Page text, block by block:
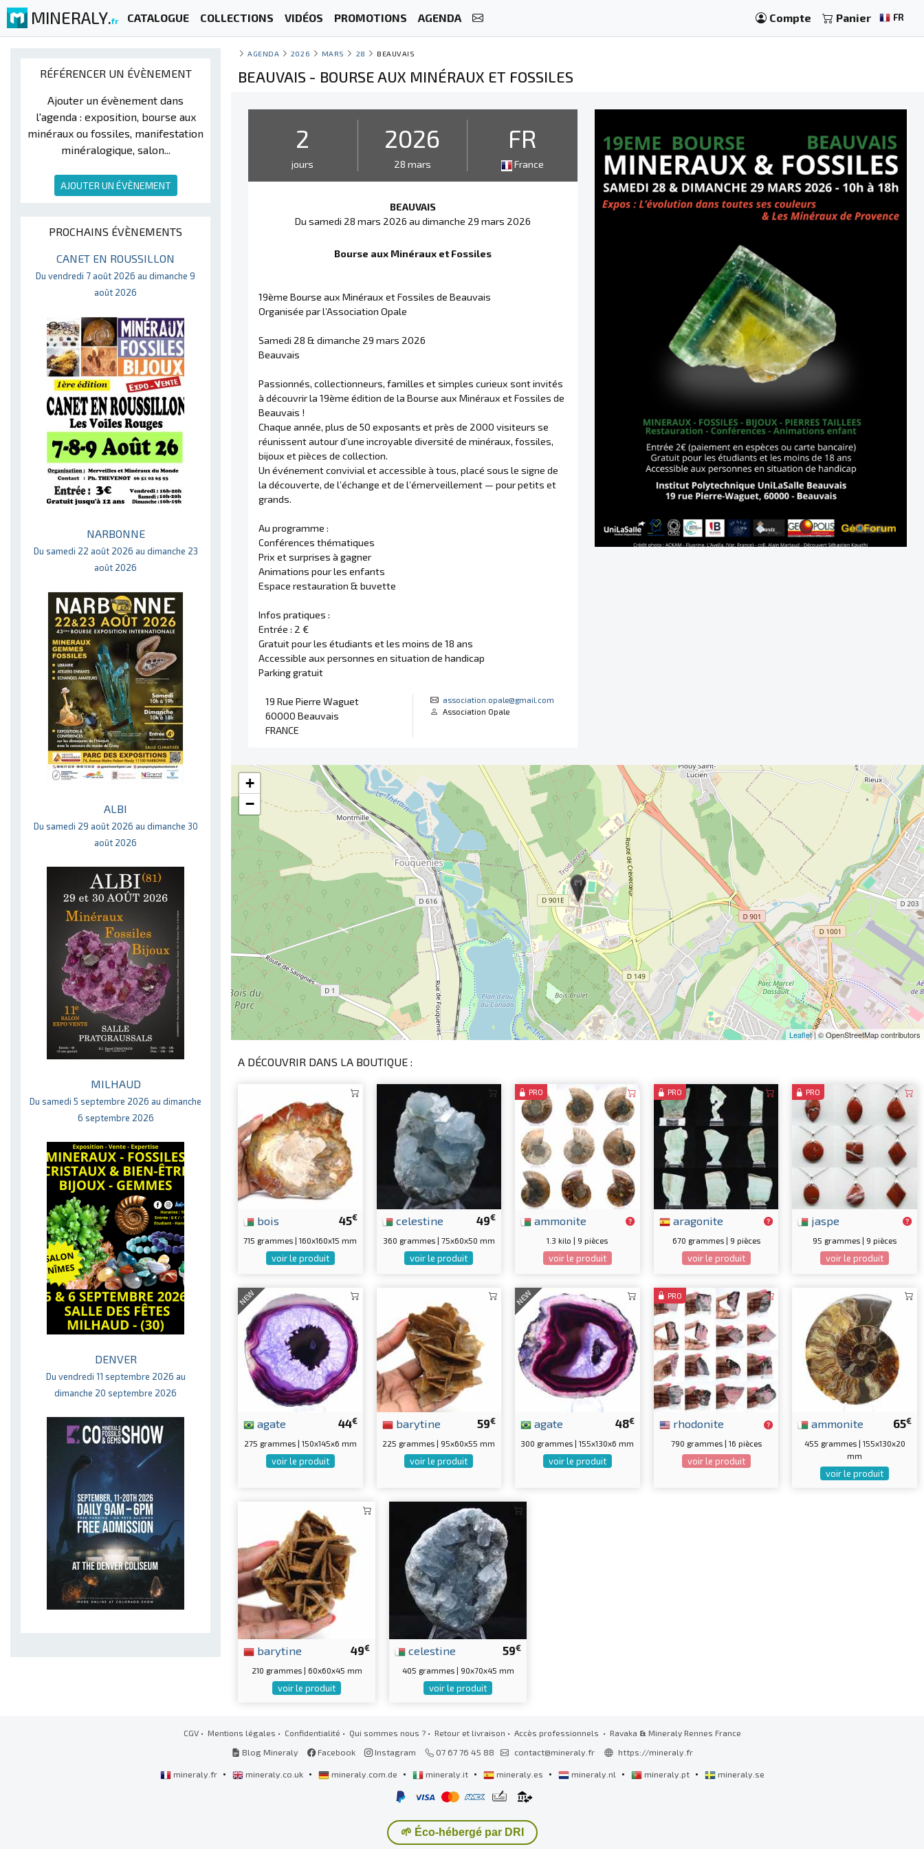
MINERALY.fr CATALOGUE COLLECTIONS VIDÉOS PROMOTIONS AGENDA Compte Panier FR
RÉFÉRENCER UN ÉVÈNEMENT
Ajouter un évènement dans
l'agenda : exposition, bourse aux
minéraux ou fossiles, manifestation
minéralogique, salon...
AJOUTER UN ÉVÈNEMENT
PROCHAINS ÉVÈNEMENTS
CANET EN ROUSSILLON
Du vendredi 7 août 2026 au dimanche 9
août 2026
NARBONNE
Du samedi 22 août 2026 au dimanche 23
août 2026
ALBI
Du samedi 29 août 2026 au dimanche 30
août 2026
MILHAUD
Du samedi 5 septembre 2026 au dimanche
6 septembre 2026
DENVER
Du vendredi 11 septembre 2026 au
dimanche 20 septembre 2026
AGENDA 2026 MARS 28 BEAUVAIS
BEAUVAIS - BOURSE AUX MINÉRAUX ET FOSSILES
2
jours
2026
28 mars
FR
France
BEAUVAIS
Du samedi 28 mars 2026 au dimanche 29 mars 2026
Bourse aux Minéraux et Fossiles
19ème Bourse aux Minéraux et Fossiles de Beauvais
Organisée par l’Association Opale
Samedi 28 & dimanche 29 mars 2026
Beauvais
Passionnés, collectionneurs, familles et simples curieux sont invités
à découvrir la 19ème édition de la Bourse aux Minéraux et Fossiles de
Beauvais !
Chaque année, plus de 50 exposants et près de 2000 visiteurs se
réunissent autour d’une incroyable diversité de minéraux, fossiles,
bijoux et pièces de collection.
Un événement convivial et accessible à tous, placé sous le signe de
la découverte, de l’échange et de l’émerveillement — pour petits et
grands.
Au programme :
Conférences thématiques
Prix et surprises à gagner
Animations pour les enfants
Espace restauration & buvette
Infos pratiques :
Entrée : 2 €
Gratuit pour les étudiants et les moins de 18 ans
Accessible aux personnes en situation de handicap
Parking gratuit
19 Rue Pierre Waguet
60000 Beauvais
FRANCE
association.opale@gmail.com
Association Opale
+
−
Leaflet| © OpenStreetMap contributors
A DÉCOUVRIR DANS LA BOUTIQUE :
45€
bois
715 grammes | 160x160x15 mm
voir le produit
49€
celestine
360 grammes | 75x60x50 mm
voir le produit
PRO
ammonite
1.3 kilo | 9 pièces
voir le produit
PRO
aragonite
670 grammes | 9 pièces
voir le produit
PRO
jaspe
95 grammes | 9 pièces
voir le produit
NEW
44€
agate
275 grammes | 150x145x6 mm
voir le produit
59€
barytine
225 grammes | 95x60x55 mm
voir le produit
NEW
48€
agate
300 grammes | 155x130x6 mm
voir le produit
PRO
rhodonite
790 grammes | 16 pièces
voir le produit
65€
ammonite
455 grammes | 155x130x20
mm
voir le produit
49€
barytine
210 grammes | 60x60x45 mm
voir le produit
59€
celestine
405 grammes | 90x70x45 mm
voir le produit
CGV• Mentions légales • Confidentialité • Qui sommes nous ?• Retour et livraison • Accès professionnels • Ravaka & Mineraly Rennes France
Blog Mineraly
Facebook Instagram 07 67 76 45 88 contact@mineraly.fr https://mineraly.fr
mineraly.fr • mineraly.co.uk • mineraly.com.de • mineraly.it • mineraly.es • mineraly.nl • mineraly.pt • mineraly.se
🌱 Éco-hébergé par DRI